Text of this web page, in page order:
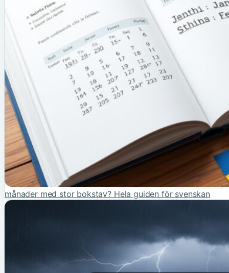
månader med stor bokstav? Hela guiden för svenskan